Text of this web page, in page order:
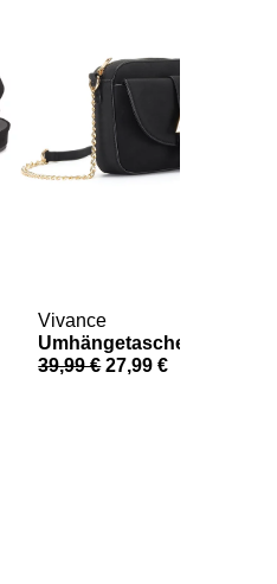
Vivance
Umhängetasche
39,99 € 27,99 €